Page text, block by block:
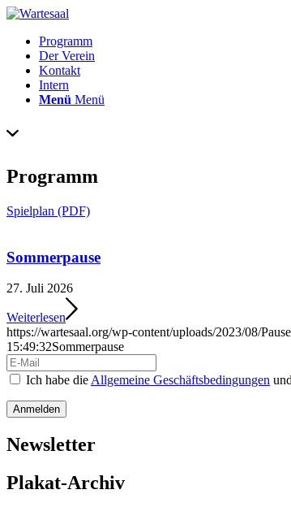
Programm
Der Verein
Kontakt
Intern
Menü Menü
Programm
Spielplan (PDF)
Sommerpause
27. Juli 2026
Weiterlesen
https://wartesaal.org/wp-content/uploads/2023/08/
15:49:32Sommerpause
Ich habe die Allgemeine Geschäftsbedingungen und
Anmelden
Newsletter
Plakat-Archiv